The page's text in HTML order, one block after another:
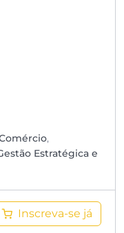
,
Estratégica e
Inscreva-se já